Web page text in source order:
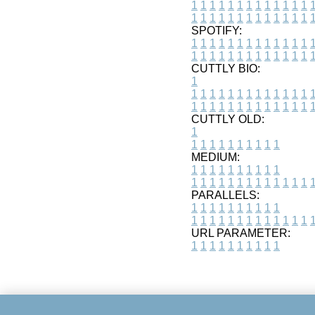
1 1 1 1 1 1 1 1 1 1 1 1 1 1
1 1 1 1 1 1 1 1 1 1 1 1 1 1
SPOTIFY:
1 1 1 1 1 1 1 1 1 1 1 1 1 1
1 1 1 1 1 1 1 1 1 1 1 1 1 1
CUTTLY BIO:
1
1 1 1 1 1 1 1 1 1 1 1 1 1 1
1 1 1 1 1 1 1 1 1 1 1 1 1 1
CUTTLY OLD:
1
1 1 1 1 1 1 1 1 1 1
MEDIUM:
1 1 1 1 1 1 1 1 1 1
1 1 1 1 1 1 1 1 1 1 1 1 1 1
PARALLELS:
1 1 1 1 1 1 1 1 1 1
1 1 1 1 1 1 1 1 1 1 1 1 1 1
URL PARAMETER:
1 1 1 1 1 1 1 1 1 1